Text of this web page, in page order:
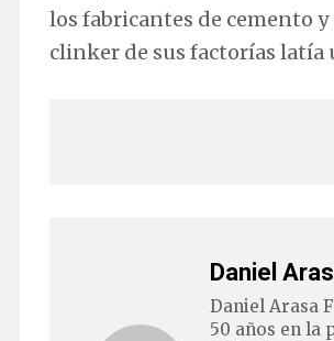
los fabricantes de cemento
clinker de sus factorías latía
Daniel
Daniel Arasa
50 años en la